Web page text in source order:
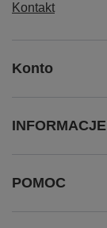
Kontakt
Konto
INFORMACJE
POMOC